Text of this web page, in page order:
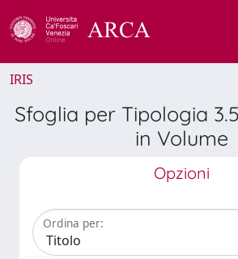
IRIS
Sfoglia per Tipologia
in Volume
Opzioni
Ordina per: